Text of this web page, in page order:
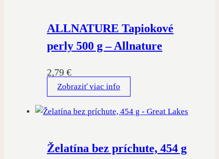
ALLNATURE Tapiokové
perly 500 g – Allnature
2,79 €
Zobraziť viac info
Želatína bez príchute, 454 g